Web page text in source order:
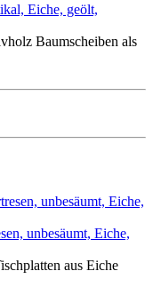
Eiche, geölt,
Baumscheiben als
unbesäumt, Eiche,
aus Eiche